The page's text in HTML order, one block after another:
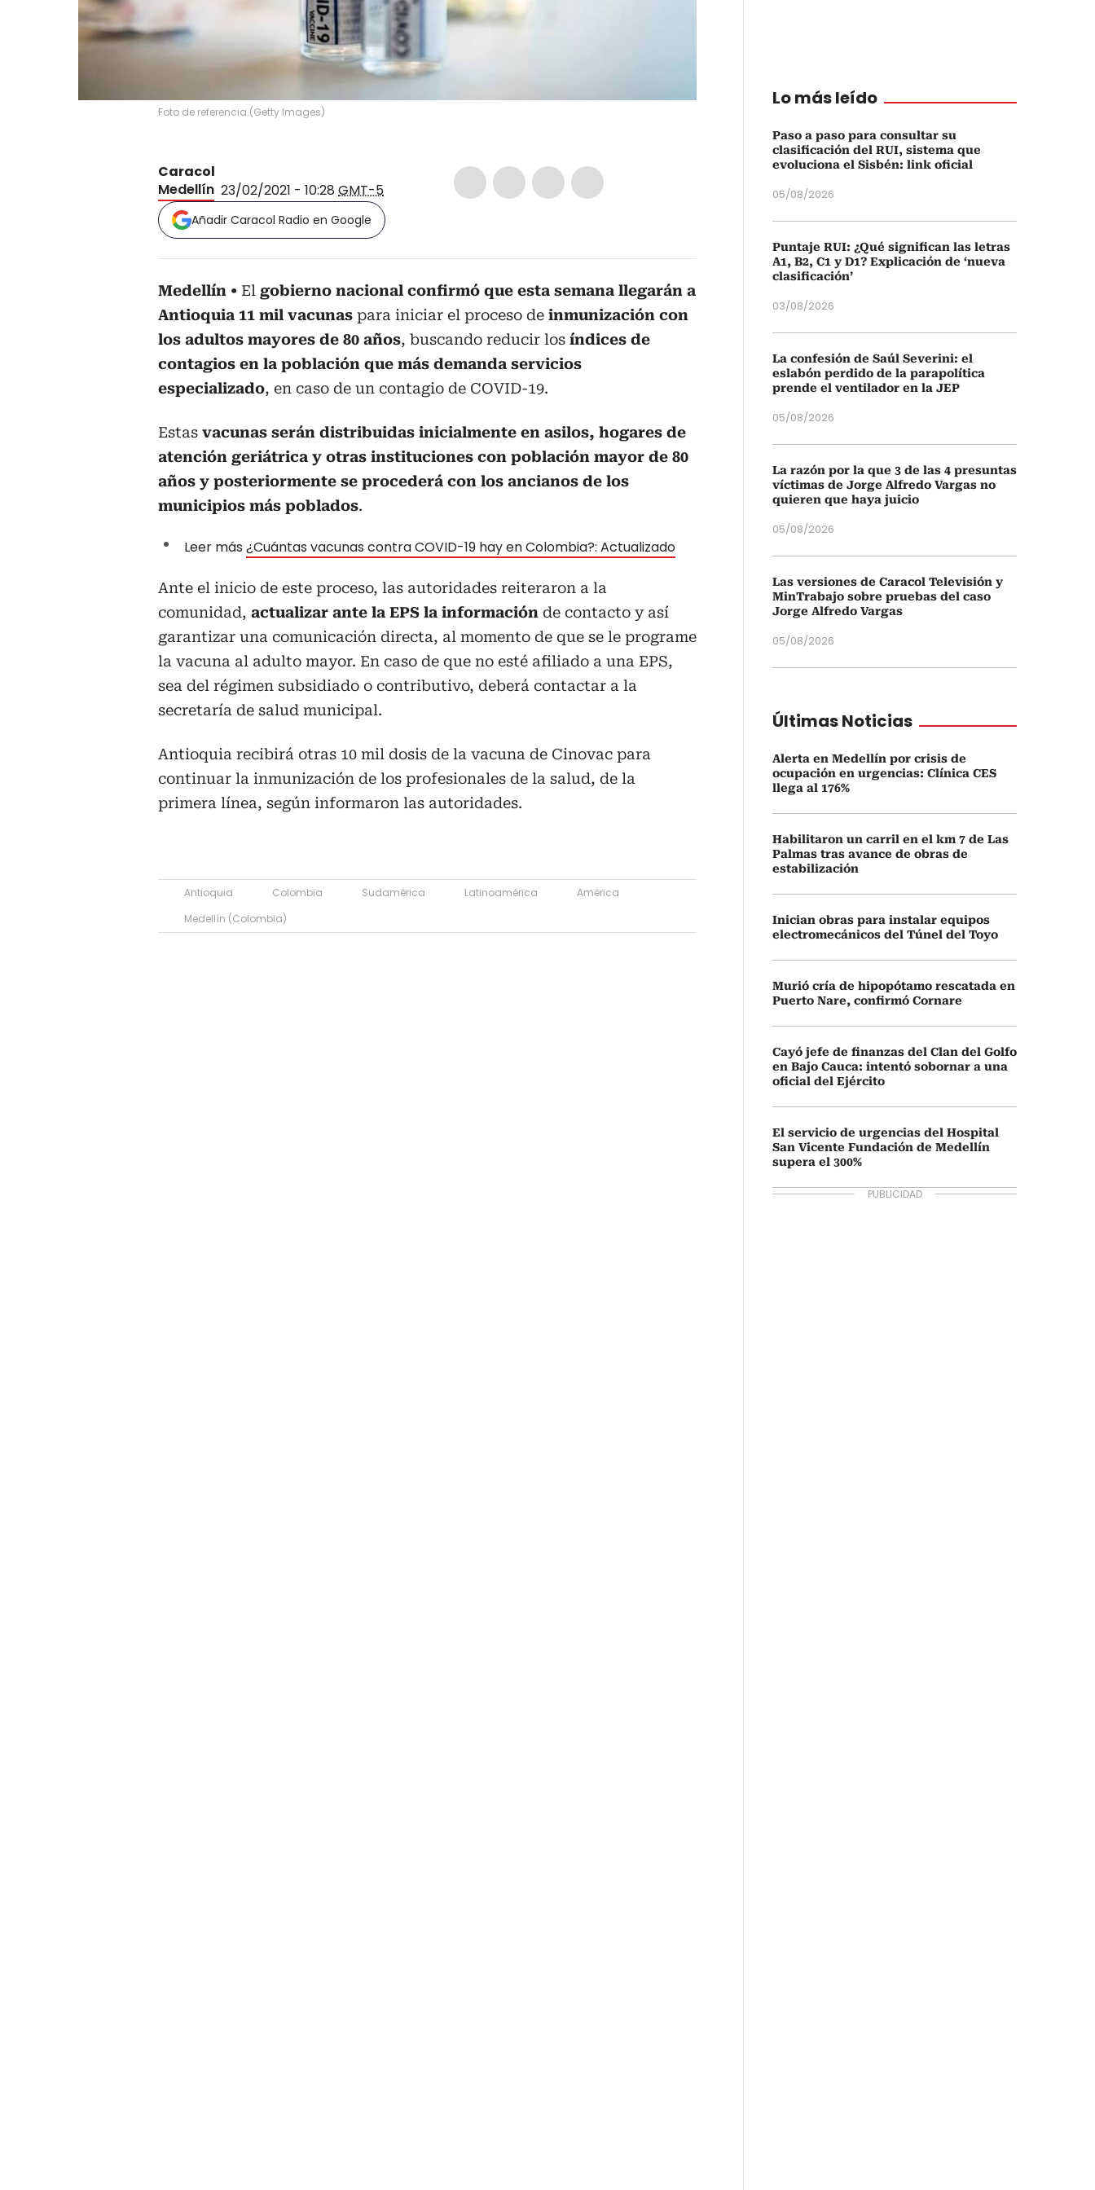
Foto de referencia.(Getty Images)
Caracol
Medellín 23/02/2021 - 10:28 GMT-5
Añadir Caracol Radio en Google
Medellín El gobierno nacional confirmó que esta semana llegarán a
Antioquia 11 mil vacunas para iniciar el proceso de inmunización con
los adultos mayores de 80 años, buscando reducir los índices de
contagios en la población que más demanda servicios
especializado, en caso de un contagio de COVID-19.
Estas vacunas serán distribuidas inicialmente en asilos, hogares de
atención geriátrica y otras instituciones con población mayor de 80
años y posteriormente se procederá con los ancianos de los
municipios más poblados.
Leer más ¿Cuántas vacunas contra COVID-19 hay en Colombia?: Actualizado
Ante el inicio de este proceso, las autoridades reiteraron a la
comunidad, actualizar ante la EPS la información de contacto y así
garantizar una comunicación directa, al momento de que se le programe
la vacuna al adulto mayor. En caso de que no esté afiliado a una EPS,
sea del régimen subsidiado o contributivo, deberá contactar a la
secretaría de salud municipal.
Antioquia recibirá otras 10 mil dosis de la vacuna de Cinovac para
continuar la inmunización de los profesionales de la salud, de la
primera línea, según informaron las autoridades.
Antioquia Colombia Sudamérica Latinoamérica
América
Medellín (Colombia)
Lo más leído
Paso a paso para consultar su
clasificación del RUI, sistema que
evoluciona el Sisbén: link oficial
05/08/2026
Puntaje RUI: ¿Qué significan las letras
A1, B2, C1 y D1? Explicación de ‘nueva
clasificación’
03/08/2026
La confesión de Saúl Severini: el
eslabón perdido de la parapolítica
prende el ventilador en la JEP
05/08/2026
La razón por la que 3 de las 4 presuntas
víctimas de Jorge Alfredo Vargas no
quieren que haya juicio
05/08/2026
Las versiones de Caracol Televisión y
MinTrabajo sobre pruebas del caso
Jorge Alfredo Vargas
05/08/2026
Últimas Noticias
Alerta en Medellín por crisis de
ocupación en urgencias: Clínica CES
llega al 176%
Habilitaron un carril en el km 7 de Las
Palmas tras avance de obras de
estabilización
Inician obras para instalar equipos
electromecánicos del Túnel del Toyo
Murió cría de hipopótamo rescatada en
Puerto Nare, confirmó Cornare
Cayó jefe de finanzas del Clan del Golfo
en Bajo Cauca: intentó sobornar a una
oficial del Ejército
El servicio de urgencias del Hospital
San Vicente Fundación de Medellín
supera el 300%